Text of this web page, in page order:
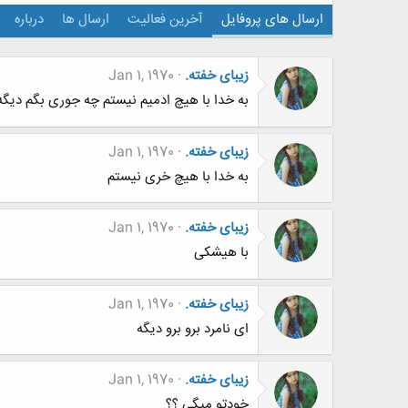
ارسال های پروفایل آخرین فعالیت ارسال ها درباره
زیبای خفته. Jan 1, 1970
به خدا با هیچ ادمیم نیستم چه جوری بگم
زیبای خفته. Jan 1, 1970
به خدا با هیچ خری نیستم
زیبای خفته. Jan 1, 1970
با هیشکی
زیبای خفته. Jan 1, 1970
ای نامرد برو برو دیگه
زیبای خفته. Jan 1, 1970